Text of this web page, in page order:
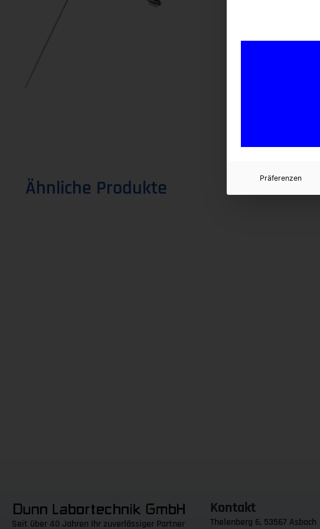
Ähnliche Produkte
Seit über 40 Jahren Ihr zuverlässiger Partner
Kontakt
Thelenberg 6, 53567 Asbach
Präferenzen